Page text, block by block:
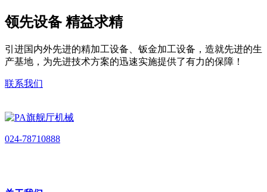
领先设备 精益求精
引进国内外先进的精加工设备、钣金加工设备，造就先进的生
产基地，为先进技术方案的迅速实施提供了有力的保障！
联系我们
024-78710888